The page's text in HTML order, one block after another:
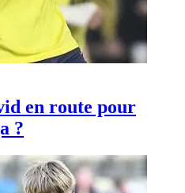
en route pour
?